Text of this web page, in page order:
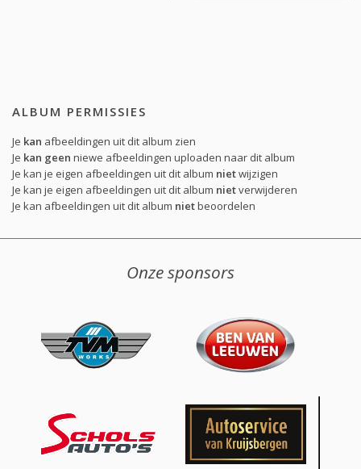
ALBUM PERMISSIES
Je kan afbeeldingen uit dit album zien
Je kan geen niewe afbeeldingen uploaden naar dit album
Je kan je eigen afbeeldingen uit dit album nietwijzigen
Je kan je eigen afbeeldingen uit dit album nietverwijderen
Je kan afbeeldingen uit dit album nietbeoordelen
Onze sponsors